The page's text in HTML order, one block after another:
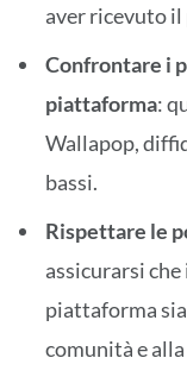
aver ricevuto
Confrontare i
piattaforma:
Wallapop,
bassi.
Rispettare le
assicurarsi
piattaforma
comunità e